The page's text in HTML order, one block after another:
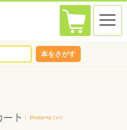
toggle
本をさがす